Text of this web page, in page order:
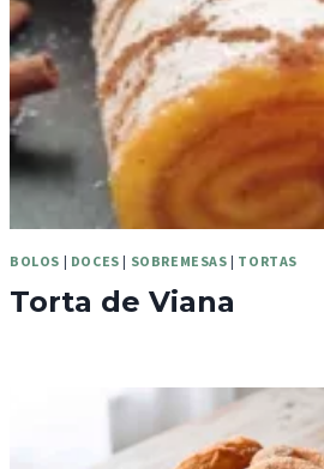
BOLOS | DOCES | SOBREMESAS | TORTAS
Torta de Viana